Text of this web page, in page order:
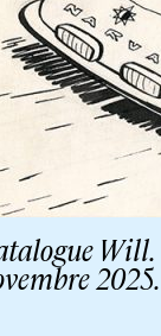
Will.
2025.